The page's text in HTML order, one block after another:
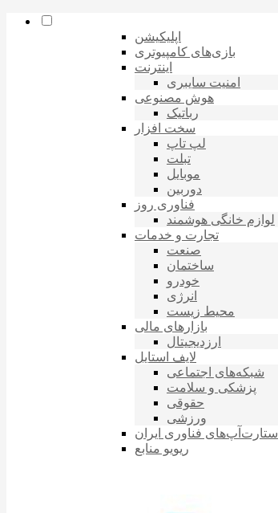
اپلیکیشن
بازی‌های کامپیوتری
اینترنت
امنیت سایبری
هوش مصنوعی
رباتیک
سخت افزار
لپ تاپ
تبلت
موبایل
دوربین
فناوری روز
لوازم خانگی هوشمند
تجارت و خدمات
صنعت
ساختمان
خودرو
انرژی
محیط زیست
بازارهای مالی
ارزدیجیتال
لایف استایل
شبکه‌های اجتماعی
پزشکی و سلامت
حقوقی
ورزشی
استارت‌آپ‌های فناوری ایران
ریویو منابع